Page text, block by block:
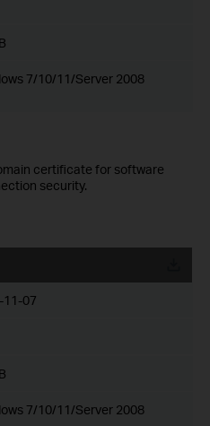
7/10/11/Server 2008
certificate for software
security.
11-07
7/10/11/Server 2008